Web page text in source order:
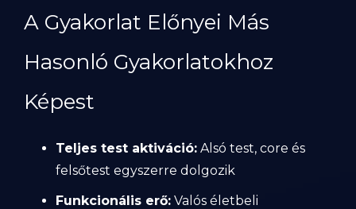
A Gyakorlat Előnyei Más
Hasonló Gyakorlatokhoz
Képest
Teljes test aktiváció: Alsó test, core és
felsőtest egyszerre dolgozik
Funkcionális erő: Valós életbeli